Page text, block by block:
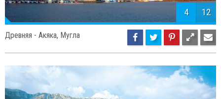
4 12
Древняя - Акяка, Мугла